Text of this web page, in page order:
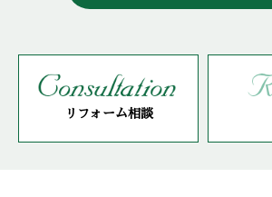
リフォーム相談